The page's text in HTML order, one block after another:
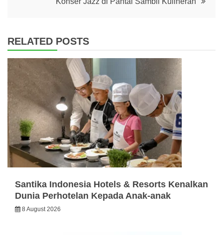
RELATED POSTS
Santika Indonesia Hotels & Resorts Kenalkan
Dunia Perhotelan Kepada Anak-anak
8 August 2026